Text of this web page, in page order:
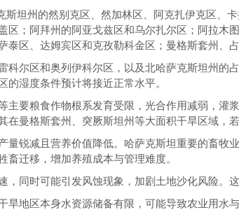
坦州的然别克区、然加林区、阿克扎伊克区、
区；阿拜州的阿亚戈兹区和乌尔扎尔区；阿拉
泰区、达姆宾区和克孜勒科金区；曼格斯套州、
科尔区和奥列伊科尔区，以及北哈萨克斯坦州
的湿度条件预计将接近正常水平。
主要粮食作物根系发育受限，光合作用减弱，
曼格斯套州、突厥斯坦州等大面积干旱区域，
量锐减且营养价值降低。哈萨克斯坦重要的畜
迁移，增加养殖成本与管理难度。
同时可能引发风蚀现象，加剧土地沙化风险。
旱地区本身水资源储备有限，可能导致农业用